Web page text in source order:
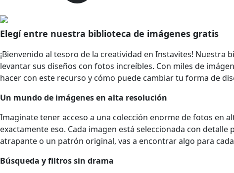
Elegí entre nuestra biblioteca de imágenes gratis
¡Bienvenido al tesoro de la creatividad en Instavites!
levantar sus diseños con fotos increíbles. Con miles de
hacer con este recurso y cómo puede cambiar tu forma de
Un mundo de imágenes en alta resolución
Imaginate tener acceso a una colección enorme de fotos en
exactamente eso. Cada imagen está seleccionada con
atrapante o un patrón original, vas a encontrar algo para
Búsqueda y filtros sin drama